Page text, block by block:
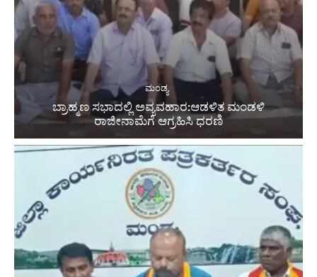
ಮಂಡ್ಯ
ಬ್ರಾಹ್ಮಣ ಸಭಾದಲ್ಲಿ ಅವ್ಯವಹಾರ:ಆಡಳಿತ ಮಂಡಳಿ
ರಾಜೀನಾಮೆಗೆ ಆಗ್ರಹಿಸಿ ಧರಣಿ